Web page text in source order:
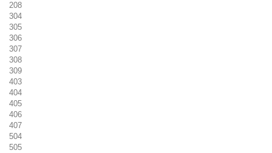
208
304
305
306
307
308
309
403
404
405
406
407
504
505